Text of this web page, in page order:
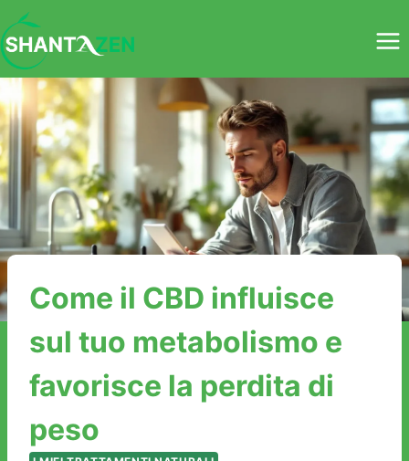
Salta
al
contenuto
Come il CBD influisce
sul tuo metabolismo e
favorisce la perdita di
peso